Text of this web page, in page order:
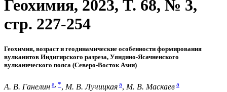
Геохимия, 2023, T. 68, № 3,
стр. 227-254
Геохимия, возраст и геодинамические особенности формирования
вулканитов Индигирского разреза, Уяндино-Ясачненского
вулканического пояса (Северо-Восток Азии)
А. В. Ганелин a *, М. В. Лучицкая a, М. В. Маскаев a